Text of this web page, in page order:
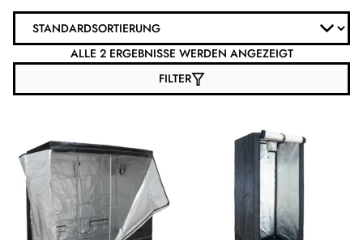
ALLE 2 ERGEBNISSE WERDEN ANGEZEIGT
FILTER